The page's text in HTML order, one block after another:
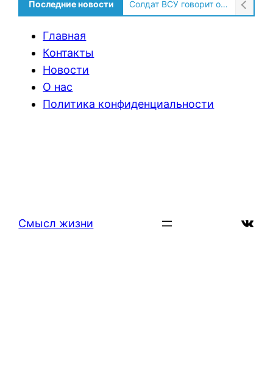
Последние новости Солдат ВСУ говорит о том, чтобы продавали топливо для ремонта техники в Угледаре
Главная
Контакты
Новости
О нас
Политика конфиденциальности
Смысл жизни